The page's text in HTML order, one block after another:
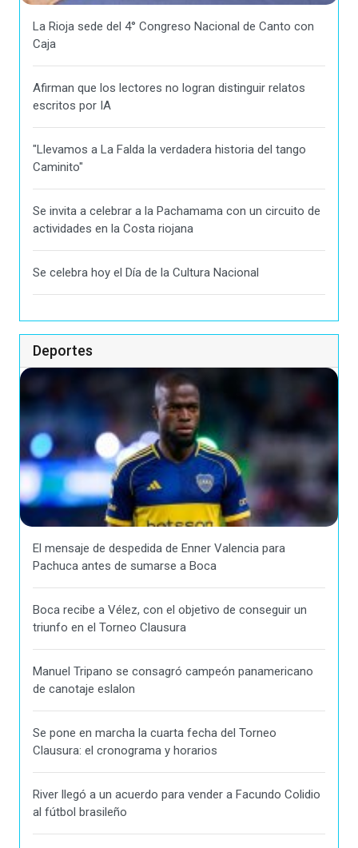
La Rioja sede del 4° Congreso Nacional de Canto con
Caja
Afirman que los lectores no logran distinguir relatos
escritos por IA
"Llevamos a La Falda la verdadera historia del tango
Caminito"
Se invita a celebrar a la Pachamama con un circuito de
actividades en la Costa riojana
Se celebra hoy el Día de la Cultura Nacional
Deportes
El mensaje de despedida de Enner Valencia para
Pachuca antes de sumarse a Boca
Boca recibe a Vélez, con el objetivo de conseguir un
triunfo en el Torneo Clausura
Manuel Tripano se consagró campeón panamericano
de canotaje eslalon
Se pone en marcha la cuarta fecha del Torneo
Clausura: el cronograma y horarios
River llegó a un acuerdo para vender a Facundo Colidio
al fútbol brasileño